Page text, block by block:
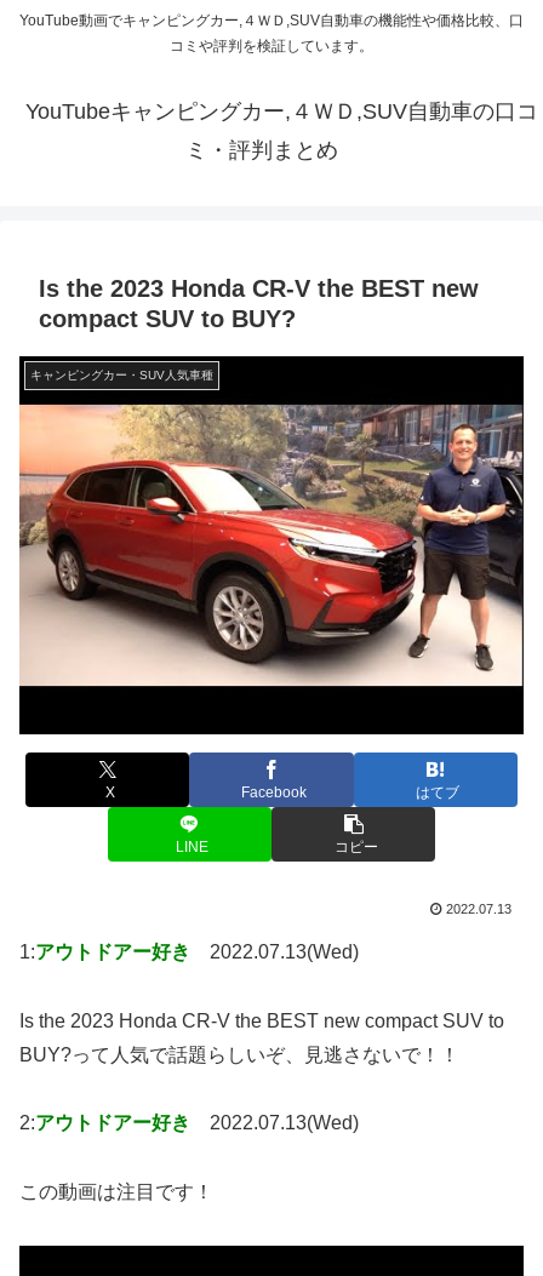
YouTube動画でキャンピングカー,４ＷＤ,SUV自動車の機能性や価格比較、口
コミや評判を検証しています。
YouTubeキャンピングカー,４ＷＤ,SUV自動車の口コ
ミ・評判まとめ
Is the 2023 Honda CR-V the BEST new
compact SUV to BUY?
キャンピングカー・SUV人気車種
X Facebook はてブ
LINE コピー
2022.07.13
1:アウトドアー好き 2022.07.13(Wed)
Is the 2023 Honda CR-V the BEST new compact SUV to
BUY?って人気で話題らしいぞ、見逃さないで！！
2:アウトドアー好き 2022.07.13(Wed)
この動画は注目です！